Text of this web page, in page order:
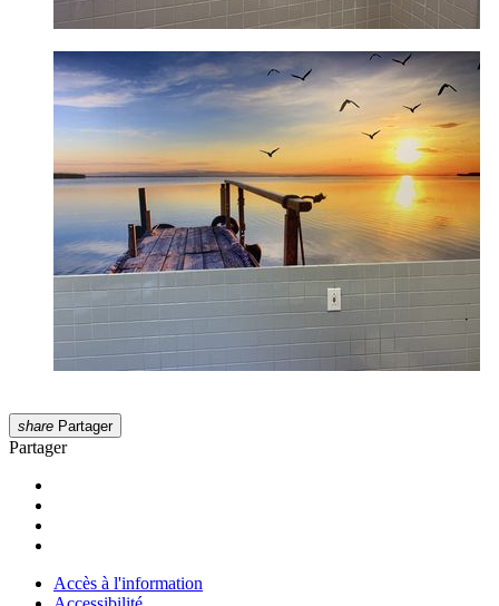
share Partager
Partager
Accès à l'information